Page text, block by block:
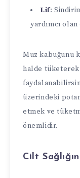
Lif:
yardımcı
Muz kabuğunu
halde
üzerindeki
etmek ve
önemlidir.
Cilt